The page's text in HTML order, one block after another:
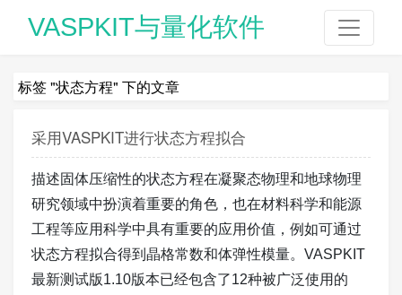
VASPKIT与量化软件
标签 "状态方程" 下的文章
采用VASPKIT进行状态方程拟合
描述固体压缩性的状态方程在凝聚态物理和地球物理
研究领域中扮演着重要的角色，也在材料科学和能源
工程等应用科学中具有重要的应用价值，例如可通过
状态方程拟合得到晶格常数和体弹性模量。VASPKIT
最新测试版1.10版本已经包含了12种被广泛使用的